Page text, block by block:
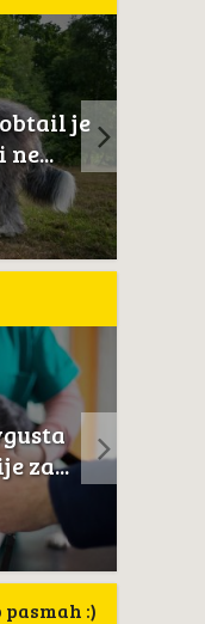
na kratko:
rac
je...
anatomija: 8.
:)